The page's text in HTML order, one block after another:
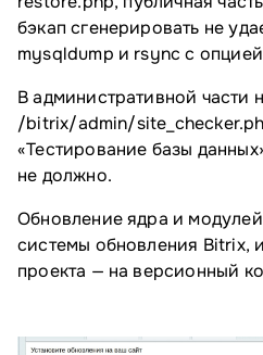
бэкап сгенерировать не
mysqldump и rsync с
В административной части
/bitrix/admin/
«Тестирование базы
не должно.
Обновление ядра и
системы обновления Bitrix,
проекта — на версионный